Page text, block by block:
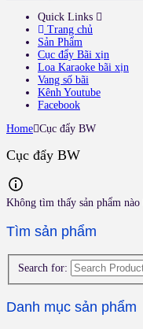
Quick Links
Trang chủ
Sản Phẩm
Cục đẩy Bãi xịn
Loa Karaoke bãi xịn
Vang số bãi
Kênh Youtube
Facebook
Home Cục đẩy BW
Cục đẩy BW
Không tìm thấy sản phẩm
Tìm sản phẩm
Search for:
Danh mục sản phẩm